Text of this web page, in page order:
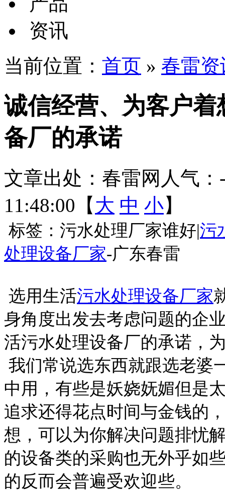
资讯
当前位置： 首页 » 春雷
诚信经营、为客户
备厂的承诺
文章出处：春雷网 人气：
11:48:00【 大 中 小】
标签：污水处理厂家谁好|污
处理设备厂家-广东春雷
选用生活污水处理设备厂家
身角度出发去考虑问题的企
活污水处理设备厂的承诺，
我们常说选东西就跟选老婆
中用，有些是妖娆妩媚但是
追求还得花点时间与金钱的
想，可以为你解决问题排忧
的设备类的采购也无外乎如
的反而会普遍受欢迎些。